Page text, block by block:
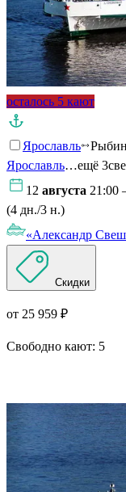
осталось 5 кают
Ярославль
Ярославль…ещё 3
12 августа 21:00
(4 дн./3 н.)
«Александр
Скидки
от 25 959 ₽
Свободно кают: 5